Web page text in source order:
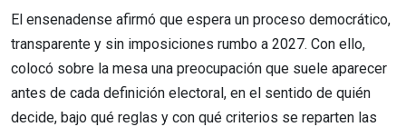
El ensenadense afirmó que espera un proceso democrático,
transparente y sin imposiciones rumbo a 2027. Con ello,
colocó sobre la mesa una preocupación que suele aparecer
antes de cada definición electoral, en el sentido de quién
decide, bajo qué reglas y con qué criterios se reparten las